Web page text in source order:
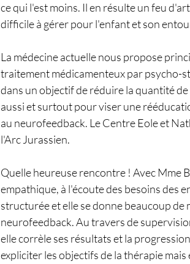
ce qui l'est moins. Il en résulte un feu
difficile à gérer pour l'enfant et son
La médecine actuelle nous propose
traitement médicamenteux par psycho-
dans un objectif de réduire la quantité
aussi et surtout pour viser une
au neurofeedback. Le Centre Eole et
l'Arc Jurassien.
Quelle heureuse rencontre ! Avec Mme
empathique, à l'écoute des besoins des
structurée et elle se donne beaucoup
neurofeedback. Au travers de
elle corrèle ses résultats et la
expliciter les objectifs de la thérapie